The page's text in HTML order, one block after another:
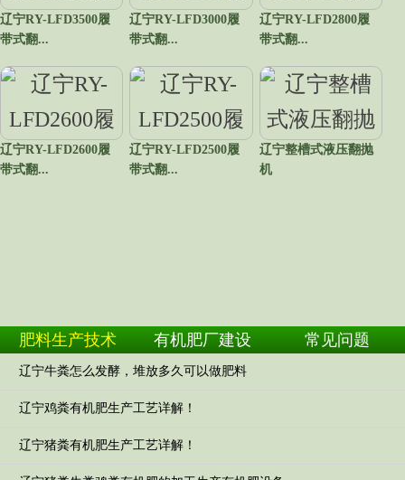
辽宁RY-LFD3500履
带式翻...
辽宁RY-LFD3000履
带式翻...
辽宁RY-LFD2800履
带式翻...
辽宁RY-LFD2600履
带式翻...
辽宁RY-LFD2500履
带式翻...
辽宁整槽式液压翻抛
机
肥料生产技术 有机肥厂建设 常见问题
辽宁牛粪怎么发酵，堆放多久可以做肥料
辽宁鸡粪有机肥生产工艺详解！
辽宁猪粪有机肥生产工艺详解！